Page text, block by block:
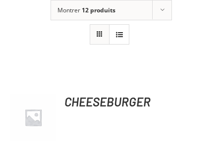
Montrer 12 produits
DÉTAILS
CHEESEBURGER